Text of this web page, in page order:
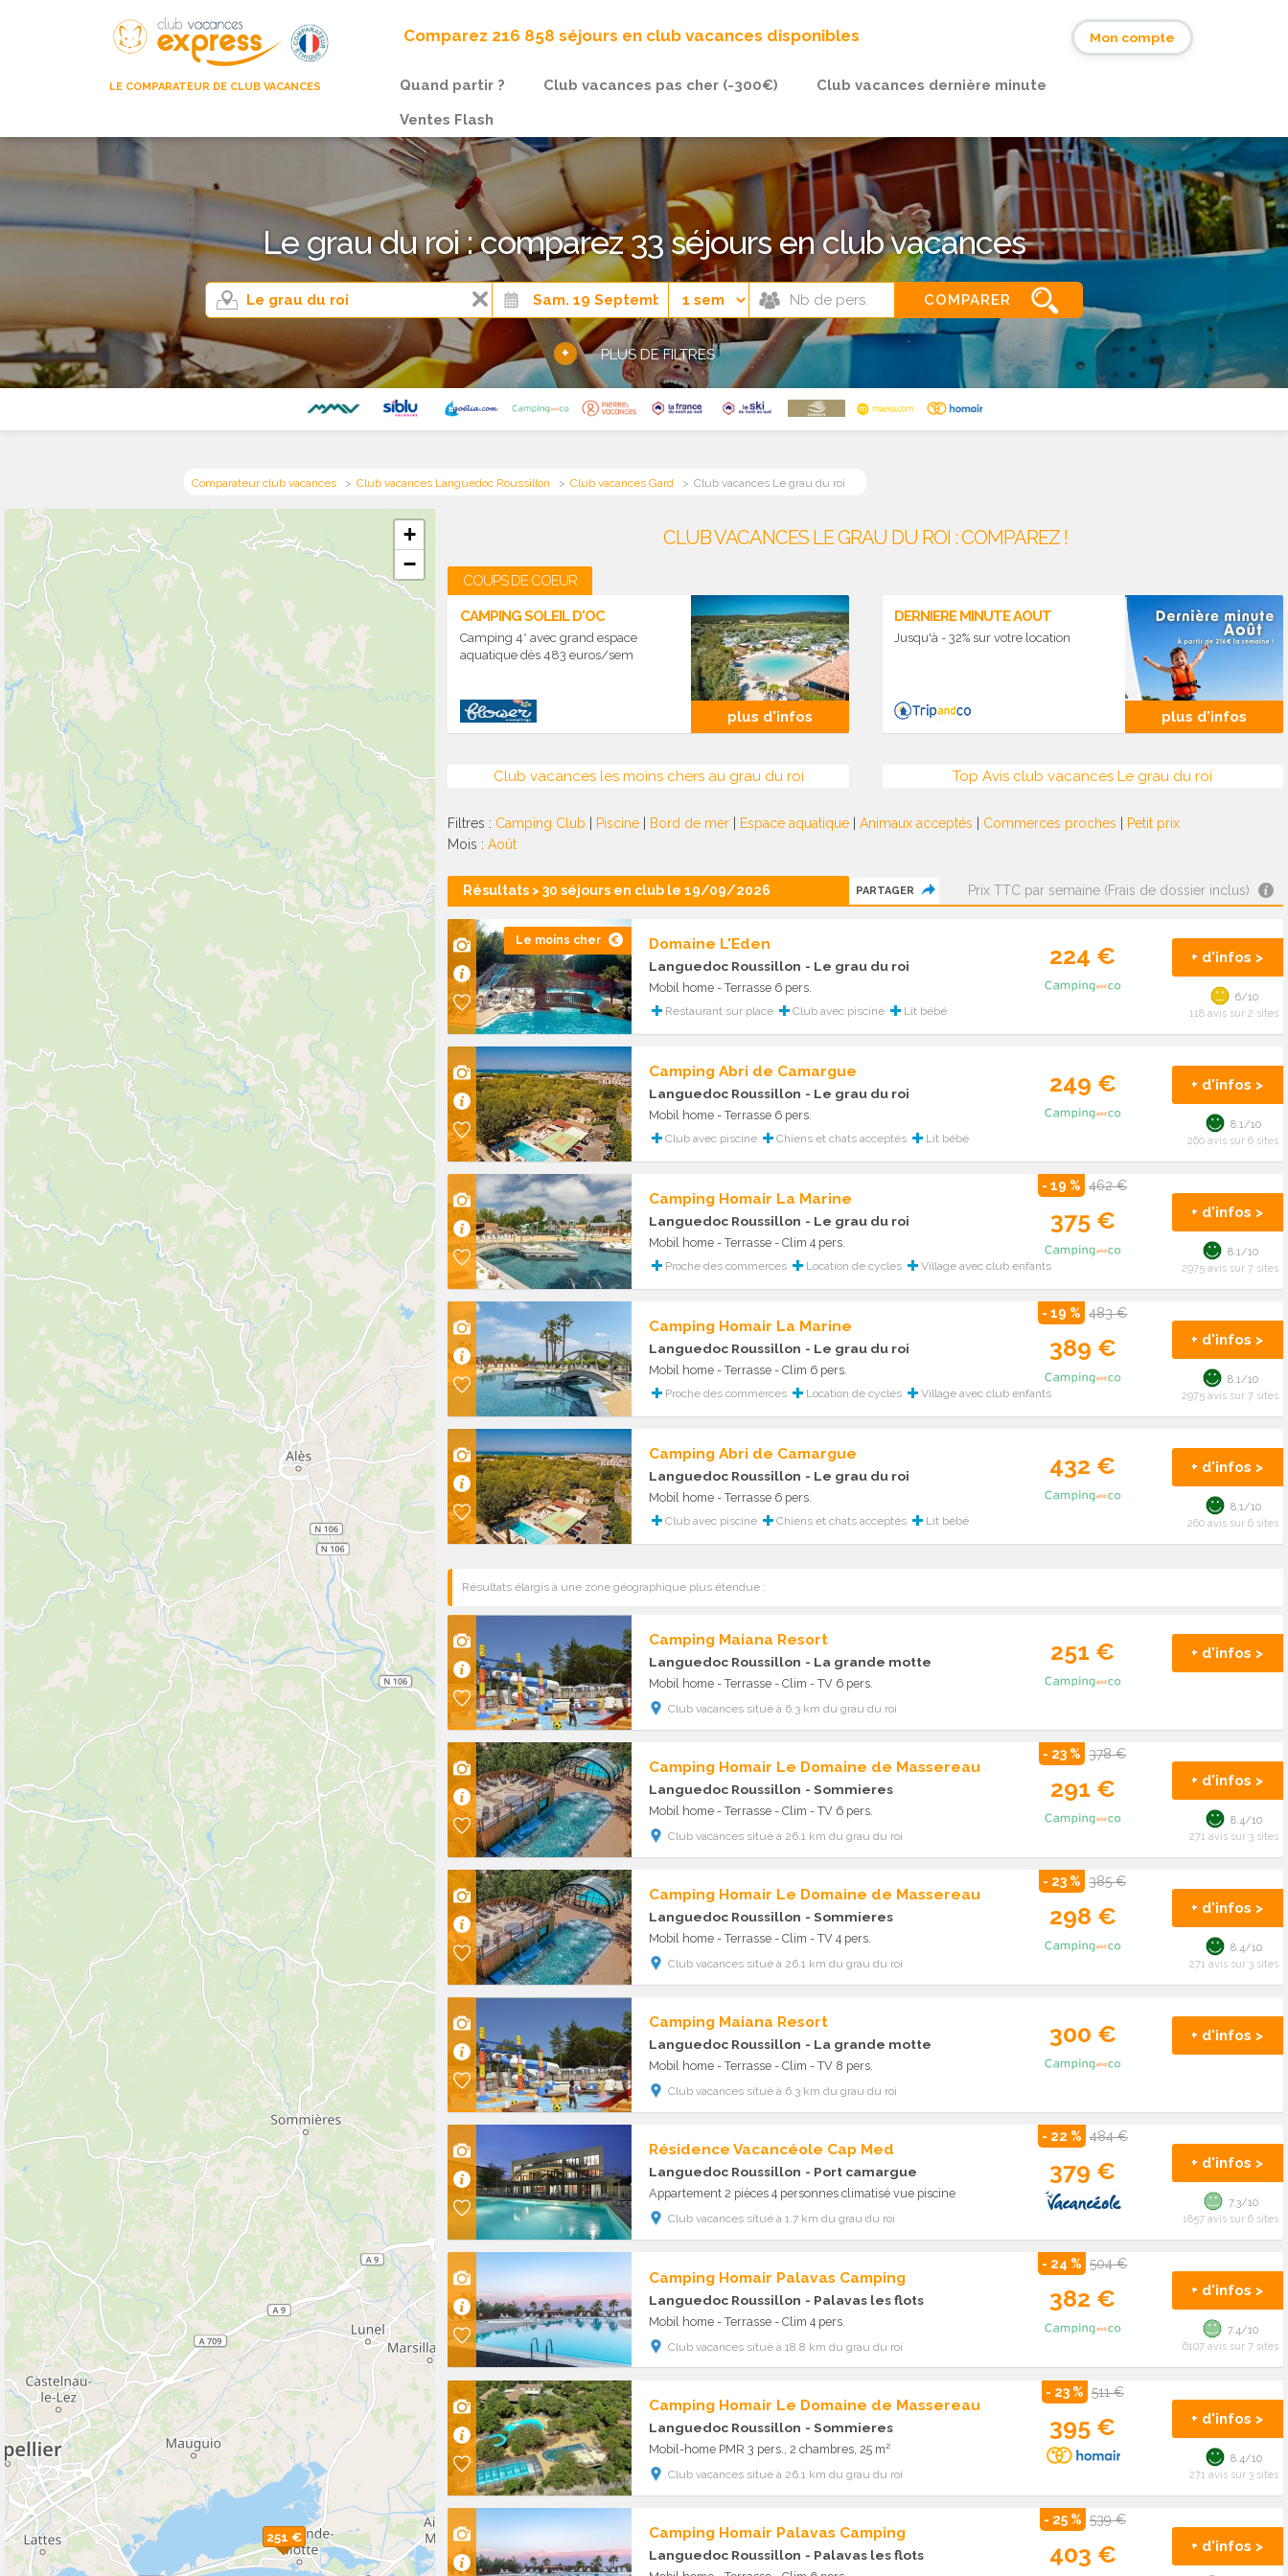
LE COMPARATEUR DE CLUB VACANCES
Comparez 216 858 séjours en club vacances disponibles Mon compte
Quand partir ? Club vacances pas cher (-300€)
Club vacances dernière minute
Ventes Flash
Le grau du roi : comparez 33 séjours en club vacances
COMPARER
+ PLUS DE FILTRES
Comparateur club vacances Club vacances Languedoc Roussillon Club vacances Gard Club vacances Le grau du roi
251 €
+
−
CLUB VACANCES LE GRAU DU ROI : COMPAREZ !
COUPS DE COEUR
CAMPING SOLEIL D'OC
Camping 4* avec grand espace
aquatique dès 483 euros/sem
plus d'infos
DERNIERE MINUTE AOUT
Jusqu'à - 32% sur votre location
plus d'infos
Club vacances les moins chers au grau du roi Top Avis club vacances Le grau du roi
Filtres : Camping Club Piscine Bord de mer Espace aquatique |Animaux acceptés Commerces proches
Petit prix
Mois :Août
Résultats > 30 séjours en club le 19/09/2026 PARTAGER Prix TTC par semaine (Frais de dossier inclus)
Le moins cher Domaine L'Eden
Languedoc Roussillon - Le grau du roi
Mobil home - Terrasse 6 pers.
Restaurant sur place Club avec piscine Lit bébé
224 € + d'infos >
6/10
118 avis sur 2 sites
Camping Abri de Camargue
Languedoc Roussillon - Le grau du roi
Mobil home - Terrasse 6 pers.
Club avec piscine Chiens et chats acceptés Lit bébé
249 € + d'infos >
8.1/10
260 avis sur 6 sites
Camping Homair La Marine
Languedoc Roussillon - Le grau du roi
Mobil home - Terrasse - Clim 4 pers.
Proche des commerces Location de cycles Village avec club enfants
- 19 % 462 €
375 € + d'infos >
8.1/10
2975 avis sur 7 sites
Camping Homair La Marine
Languedoc Roussillon - Le grau du roi
Mobil home - Terrasse - Clim 6 pers.
Proche des commerces Location de cycles Village avec club enfants
- 19 % 483 €
389 € + d'infos >
8.1/10
2975 avis sur 7 sites
Camping Abri de Camargue
Languedoc Roussillon - Le grau du roi
Mobil home - Terrasse 6 pers.
Club avec piscine Chiens et chats acceptés Lit bébé
432 € + d'infos >
8.1/10
260 avis sur 6 sites
Résultats élargis à une zone géographique plus étendue :
Camping Maiana Resort
Languedoc Roussillon - La grande motte
Mobil home - Terrasse - Clim - TV 6 pers.
Club vacances situé à 6.3 km du grau du roi
251 € + d'infos >
Camping Homair Le Domaine de Massereau
Languedoc Roussillon - Sommieres
Mobil home - Terrasse - Clim - TV 6 pers.
Club vacances situé à 26.1 km du grau du roi
- 23 % 378 €
291 € + d'infos >
8.4/10
271 avis sur 3 sites
Camping Homair Le Domaine de Massereau
Languedoc Roussillon - Sommieres
Mobil home - Terrasse - Clim - TV 4 pers.
Club vacances situé à 26.1 km du grau du roi
- 23 % 385 €
298 € + d'infos >
8.4/10
271 avis sur 3 sites
Camping Maiana Resort
Languedoc Roussillon - La grande motte
Mobil home - Terrasse - Clim - TV 8 pers.
Club vacances situé à 6.3 km du grau du roi
300 € + d'infos >
Résidence Vacancéole Cap Med
Languedoc Roussillon - Port camargue
Appartement 2 pièces 4 personnes climatisé vue piscine
Club vacances situé à 1.7 km du grau du roi
- 22 % 484 €
379 € + d'infos >
7.3/10
1857 avis sur 6 sites
Camping Homair Palavas Camping
Languedoc Roussillon - Palavas les flots
Mobil home - Terrasse - Clim 4 pers.
Club vacances situé à 18.8 km du grau du roi
- 24 % 504 €
382 € + d'infos >
7.4/10
6107 avis sur 7 sites
Camping Homair Le Domaine de Massereau
Languedoc Roussillon - Sommieres
Mobil-home PMR 3 pers., 2 chambres, 25 m²
Club vacances situé à 26.1 km du grau du roi
- 23 % 511 €
395 € + d'infos >
8.4/10
271 avis sur 3 sites
Camping Homair Palavas Camping
Languedoc Roussillon - Palavas les flots
- 25 % 539 €
403 € + d'infos >